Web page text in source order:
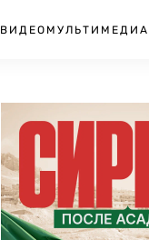
ВИДЕО МУЛЬТИМЕДИА